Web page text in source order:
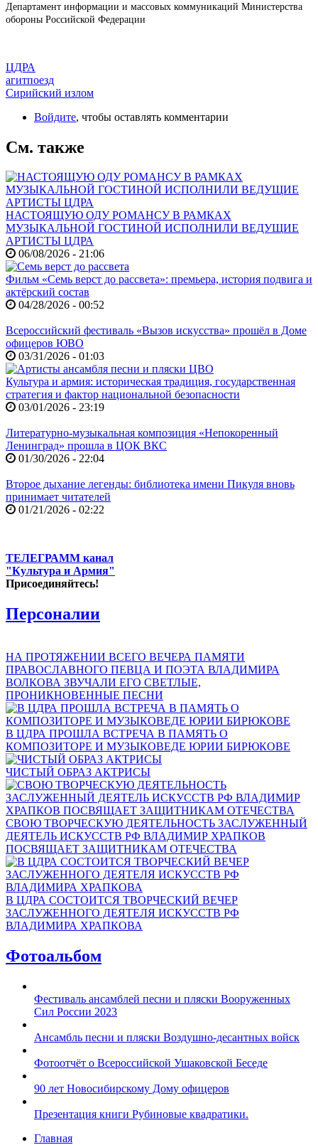
Департамент информации и массовых коммуникаций Министерства
обороны Российской Федерации
ЦДРА
агитпоезд
Сирийский излом
Войдите, чтобы оставлять комментарии
См. также
НАСТОЯЩУЮ ОДУ РОМАНСУ В РАМКАХ
МУЗЫКАЛЬНОЙ ГОСТИНОЙ ИСПОЛНИЛИ ВЕДУЩИЕ
АРТИСТЫ ЦДРА
06/08/2026 - 21:06
Фильм «Семь верст до рассвета»: премьера, история подвига и
актёрский состав
04/28/2026 - 00:52
Всероссийский фестиваль «Вызов искусства» прошёл в Доме
офицеров ЮВО
03/31/2026 - 01:03
Культура и армия: историческая традиция, государственная
стратегия и фактор национальной безопасности
03/01/2026 - 23:19
Литературно-музыкальная композиция «Непокоренный
Ленинград» прошла в ЦОК ВКС
01/30/2026 - 22:04
Второе дыхание легенды: библиотека имени Пикуля вновь
принимает читателей
01/21/2026 - 02:22
ТЕЛЕГРАММ канал
"Культура и Армия"
Присоединяйтесь!
Персоналии
НА ПРОТЯЖЕНИИ ВСЕГО ВЕЧЕРА ПАМЯТИ
ПРАВОСЛАВНОГО ПЕВЦА И ПОЭТА ВЛАДИМИРА
ВОЛКОВА ЗВУЧАЛИ ЕГО СВЕТЛЫЕ,
ПРОНИКНОВЕННЫЕ ПЕСНИ
В ЦДРА ПРОШЛА ВСТРЕЧА В ПАМЯТЬ О
КОМПОЗИТОРЕ И МУЗЫКОВЕДЕ ЮРИИ БИРЮКОВЕ
ЧИСТЫЙ ОБРАЗ АКТРИСЫ
СВОЮ ТВОРЧЕСКУЮ ДЕЯТЕЛЬНОСТЬ ЗАСЛУЖЕННЫЙ
ДЕЯТЕЛЬ ИСКУССТВ РФ ВЛАДИМИР ХРАПКОВ
ПОСВЯЩАЕТ ЗАЩИТНИКАМ ОТЕЧЕСТВА
В ЦДРА СОСТОИТСЯ ТВОРЧЕСКИЙ ВЕЧЕР
ЗАСЛУЖЕННОГО ДЕЯТЕЛЯ ИСКУССТВ РФ
ВЛАДИМИРА ХРАПКОВА
Фотоальбом
Фестиваль ансамблей песни и пляски Вооруженных
Сил России 2023
Ансамбль песни и пляски Воздушно-десантных войск
Фотоотчёт о Всероссийской Ушаковской Беседе
90 лет Новосибирскому Дому офицеров
Презентация книги Рубиновые квадратики.
Главная